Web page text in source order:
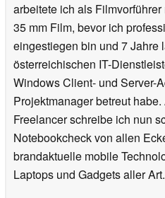
arbeitete ich als
35 mm Film, bevor ich
eingestiegen bin und 7 Jahre
österreichischen IT-
Windows Client- und Server-
Projektmanager betreut
Freelancer schreibe ich nun
Notebookcheck von allen
brandaktuelle mobile
Laptops und Gadgets aller Art.